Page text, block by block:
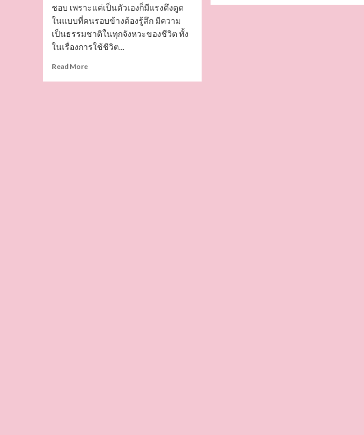
ชอบ เพราะแค่เป็นตัวเองก็มีแรงดึงดูด
ในแบบที่คนรอบข้างต้องรู้สึก มีความ
เป็นธรรมชาติในทุกจังหวะของชีวิต ทั้ง
ในเรื่องการใช้ชีวิต...
Read MoreRead